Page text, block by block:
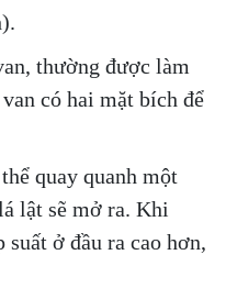
thường được làm
có hai mặt bích để
quay quanh một
lật sẽ mở ra. Khi
ở đầu ra cao hơn,